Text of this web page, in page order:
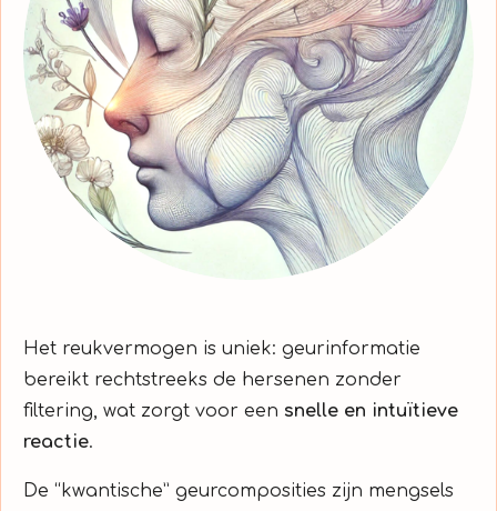
Het reukvermogen is uniek: geurinformatie
bereikt rechtstreeks de hersenen zonder
filtering, wat zorgt voor een snelle en intuïtieve
reactie.
De “kwantische” geurcomposities zijn mengsels